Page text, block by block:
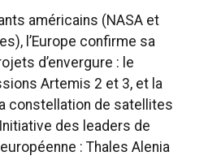
américains (NASA et
l’Europe confirme sa
d’envergure : le
Artemis 2 et 3, et la
constellation de satellites
des leaders de
: Thales Alenia